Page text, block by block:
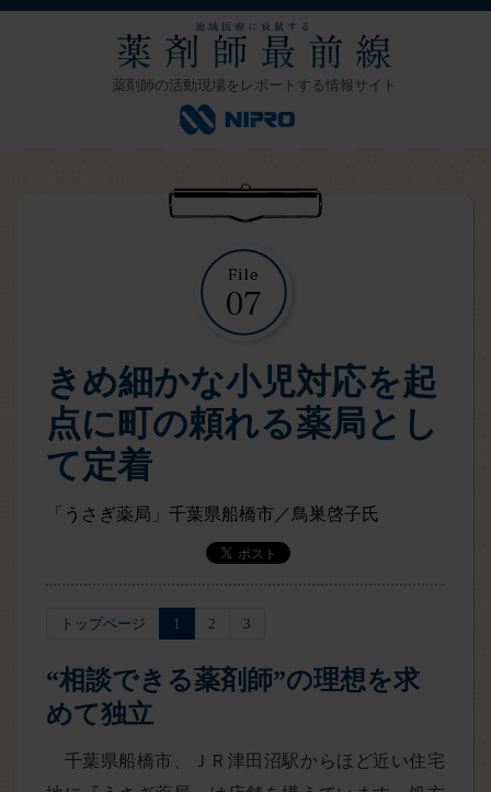
薬剤師の活動現場をレポートする情報サイト
きめ細かな小児対応を起
点に町の頼れる薬局とし
て定着
「うさぎ薬局」千葉県船橋市／鳥巣啓子氏
トップページ 1 2 3
“相談できる薬剤師”の理想を求
めて独立
千葉県船橋市、ＪＲ津田沼駅からほど近い住宅